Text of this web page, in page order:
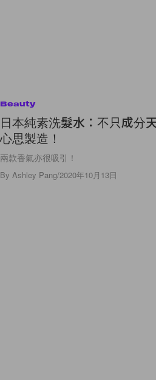
Beauty
日本純素洗髮水：不只成分
心思製造！
兩款香氣亦很吸引！
By Ashley Pang/2020年10月13日